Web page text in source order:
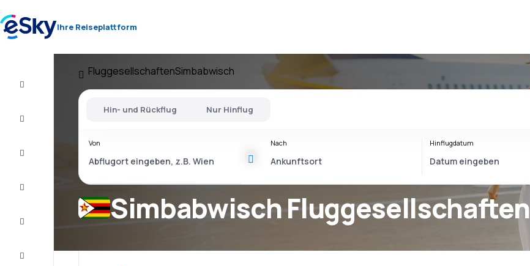
Ihre Reiseplattform
FluggesellschaftenSimbabwisch
Simbabwisch Fluggesellschaften
Hin- und Rückflug Nur Hinflug
Von Nach Hinflugdatum